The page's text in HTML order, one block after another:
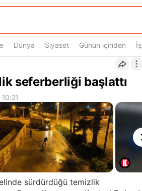
Dünya Siyaset Günün içinden İş
seferberliği başlattı
sürdürdüğü temizlik